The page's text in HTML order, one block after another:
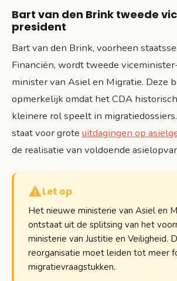
Bart van den Brink tweede
president
Bart van den Brink, voorheen
Financiën, wordt tweede
minister van Asiel en Migratie. Deze
opmerkelijk omdat het CDA
kleinere rol speelt in
staat voor grote uitdagingen op
de realisatie van voldoende
Let op
Het nieuwe ministerie van Asiel en
ontstaat uit de splitsing van het
ministerie van Justitie en Veiligheid.
reorganisatie moet leiden tot meer
migratievraagstukken.